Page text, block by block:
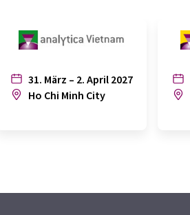
31. März – 2. April 2027
Ho Chi Minh City